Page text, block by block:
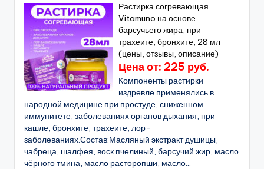
Растирка согревающая
Vitamuno на основе
барсучьего жира, при
трахеите, бронхите, 28 мл
(цены, отзывы, описание)
Цена от: 225 руб.
Компоненты растирки
издревле применялись в
народной медицине при простуде, сниженном
иммунитете, заболеваниях органов дыхания, при
кашле, бронхите, трахеите, лор-
заболеваниях.Состав:Масляный экстракт душицы,
чабреца, шалфея, воск пчелиный, барсучий жир, масло
чёрного тмина, масло расторопши, масло...